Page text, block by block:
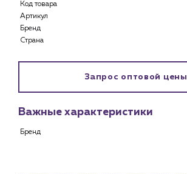
Монтажным бригадам
Предприятиям и юр.лицам
О компании
Код товара
Артикул
Бренд
Страна
Запрос оптовой цены
Важные характеристики
Бренд